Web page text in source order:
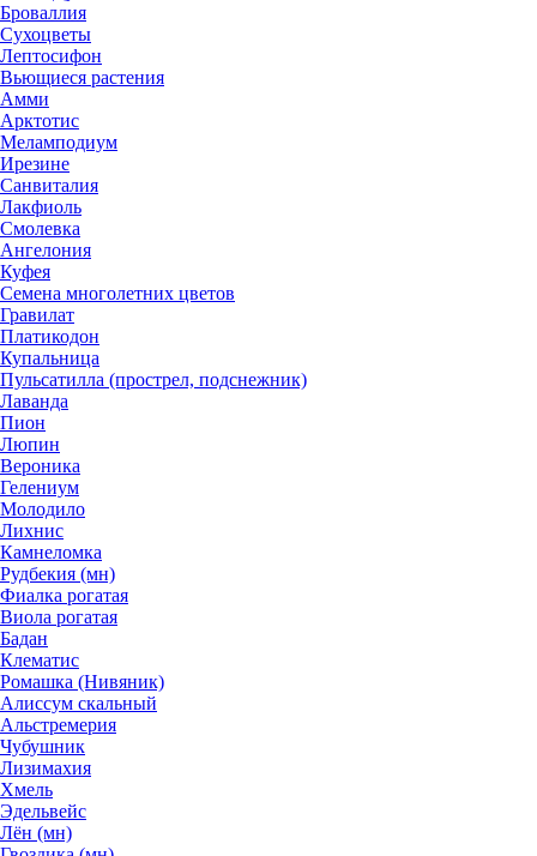
Броваллия
Сухоцветы
Лептосифон
Вьющиеся растения
Амми
Арктотис
Меламподиум
Ирезине
Санвиталия
Лакфиоль
Смолевка
Ангелония
Куфея
Семена многолетних цветов
Гравилат
Платикодон
Купальница
Пульсатилла (прострел, подснежник)
Лаванда
Пион
Люпин
Вероника
Гелениум
Молодило
Лихнис
Камнеломка
Рудбекия (мн)
Фиалка рогатая
Виола рогатая
Бадан
Клематис
Ромашка (Нивяник)
Алиссум скальный
Альстремерия
Чубушник
Лизимахия
Хмель
Эдельвейс
Лён (мн)